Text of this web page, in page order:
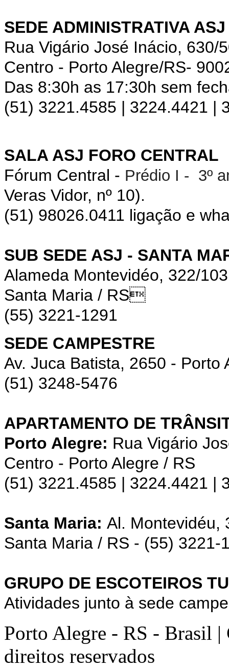
SEDE ADMINISTRATIVA ASJ
Rua Vigário José Inácio, 630/
Centro - Porto Alegre/RS-
Das 8:30h as 17:30h sem
(51) 3221.4585 | 3224.4421 |
SALA ASJ FORO CENTRAL
Fórum Central - Prédio I - 3º
Veras Vidor, nº 10).
(51) 98026.0411 ligação e
SUB SEDE ASJ - SANTA
Alameda Montevidéo, 322/
Santa Maria / RS
(55) 3221-1291
SEDE CAMPESTRE
Av. Juca Batista, 2650 - Porto
(51) 3248-5476
APARTAMENTO DE
Porto Alegre: Rua Vigário
Centro - Porto Alegre / RS
(51) 3221.4585 | 3224.4421 |
Santa Maria: Al. Montevidéu,
Santa Maria / RS - (55) 3221-
GRUPO DE ESCOTEIROS
Atividades junto à sede
Porto Alegre - RS - Brasil
direitos reservados